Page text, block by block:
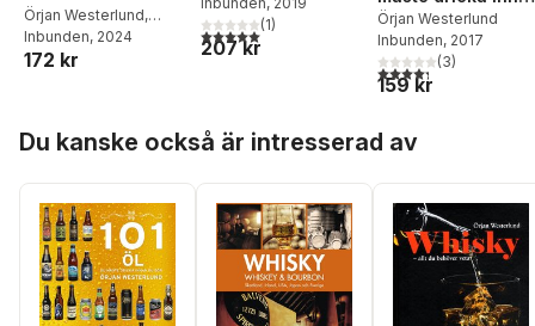
alkoholfritt
Örjan Westerlund,
Stefan Lindström
Inbunden, 2024
172 kr
5,0utav 5 stjärnor. Totalt antal röster:
(1)
207 kr
du dör : 2017/2018
Örjan Westerlund
Inbunden, 2017
4,3utav 5 stjärnor.
(3)
159 kr
Du kanske också är intresserad av